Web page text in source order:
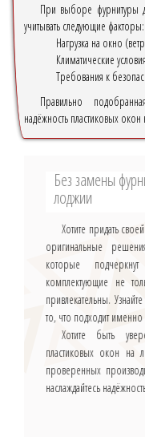
При выборе фурнитуры
учитывать следующие факторы:
Нагрузка на окно
Климатические
Требования к
Правильно
надёжность пластиковых
Без замены
лоджии
Хотите придать
оригинальные
которые
комплектующие не
привлекательны.
то, что подходит
Хотите быть
пластиковых окон
проверенных
наслаждайтесь